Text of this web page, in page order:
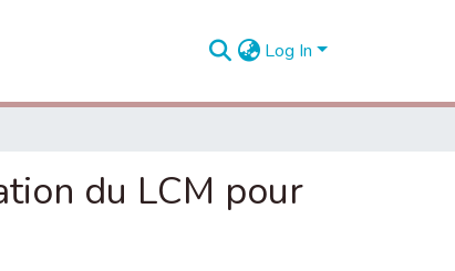
Log In
du LCM pour